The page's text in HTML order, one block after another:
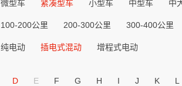
微型车 紧凑型车 小型车 中型车 中
100-200公里 200-300公里 300-400公里
纯电动 插电式混动 增程式电动
D E F G H I J K L